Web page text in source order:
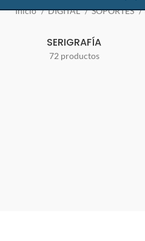
Inicio DIGITAL SOPORTES
SERIGRAFÍA
72 productos